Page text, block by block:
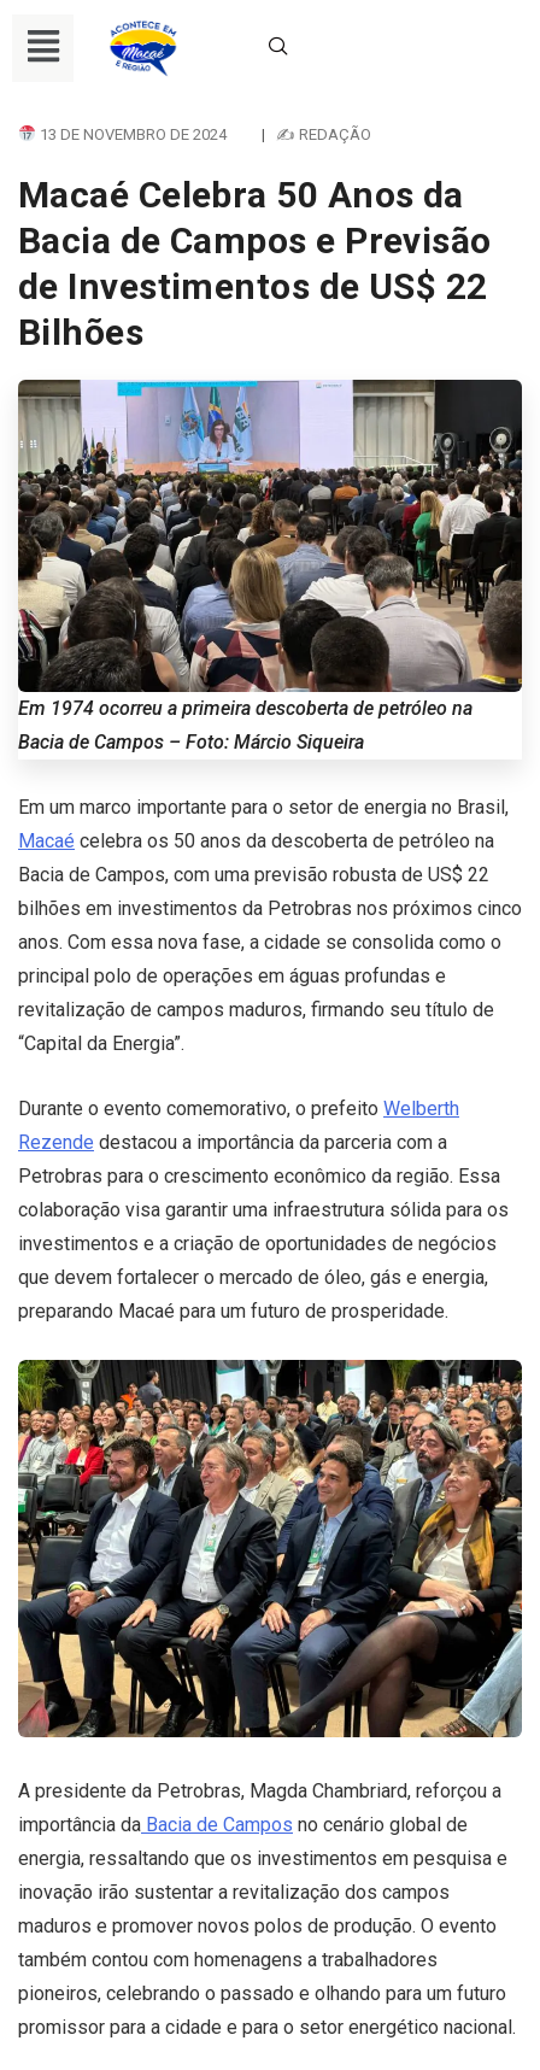
13 DE NOVEMBRO DE 2024 | ✍ REDAÇÃO
Macaé Celebra 50 Anos da
Bacia de Campos e Previsão
de Investimentos de US$ 22
Bilhões
Em 1974 ocorreu a primeira descoberta de petróleo na
Bacia de Campos – Foto: Márcio Siqueira
Em um marco importante para o setor de energia no Brasil,
Macaé celebra os 50 anos da descoberta de petróleo na
Bacia de Campos, com uma previsão robusta de US$ 22
bilhões em investimentos da Petrobras nos próximos cinco
anos. Com essa nova fase, a cidade se consolida como o
principal polo de operações em águas profundas e
revitalização de campos maduros, firmando seu título de
“Capital da Energia”.
Durante o evento comemorativo, o prefeito Welberth
Rezende destacou a importância da parceria com a
Petrobras para o crescimento econômico da região. Essa
colaboração visa garantir uma infraestrutura sólida para os
investimentos e a criação de oportunidades de negócios
que devem fortalecer o mercado de óleo, gás e energia,
preparando Macaé para um futuro de prosperidade.
A presidente da Petrobras, Magda Chambriard, reforçou a
importância da Bacia de Campos no cenário global de
energia, ressaltando que os investimentos em pesquisa e
inovação irão sustentar a revitalização dos campos
maduros e promover novos polos de produção. O evento
também contou com homenagens a trabalhadores
pioneiros, celebrando o passado e olhando para um futuro
promissor para a cidade e para o setor energético nacional.